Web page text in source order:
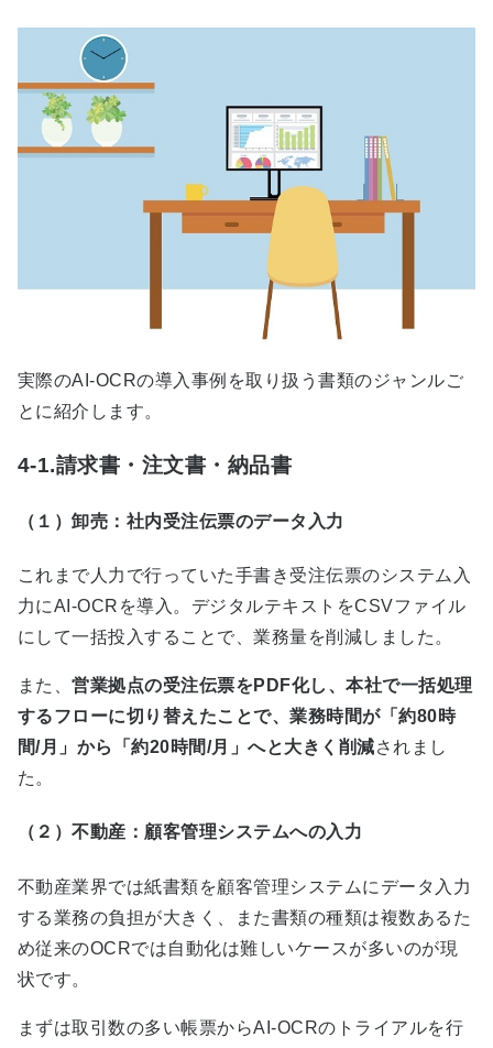
実際のAI-OCRの導入事例を取り扱う書類のジャンルご
とに紹介します。
4-1.請求書・注文書・納品書
（１）卸売：社内受注伝票のデータ入力
これまで人力で行っていた手書き受注伝票のシステム入
力にAI-OCR を導入。デジタルテキストをCSVファイル
にして一括投入することで、業務量を削減しました。
また、営業拠点の受注伝票をPDF化し、本社で一括処理
するフローに切り替えたことで、業務時間が「約80時
間/月」から「約20時間/月」へと大きく削減されまし
た。
（２）不動産：顧客管理システムへの入力
不動産業界では紙書類を顧客管理システムにデータ入力
する業務の負担が大きく、また書類の種類は複数あるた
め従来のOCRでは自動化は難しいケースが多いのが現
状です。
まずは取引数の多い帳票からAI-OCRのトライアルを行